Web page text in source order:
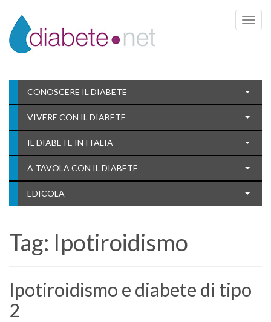
Toggle
CONOSCERE IL DIABETE
VIVERE CON IL DIABETE
IL DIABETE IN ITALIA
A TAVOLA CON IL DIABETE
EDICOLA
Tag: Ipotiroidismo
Ipotiroidismo e diabete di tipo
2